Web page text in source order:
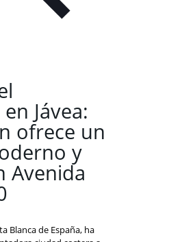
Jávea:
ofrece un
y
Avenida
Blanca de España, ha